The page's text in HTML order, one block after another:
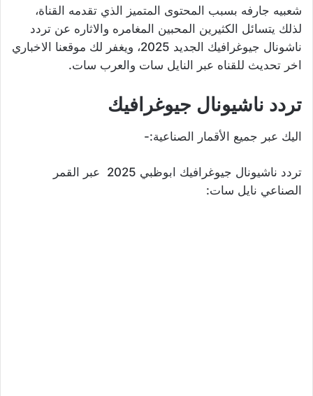
شعبيه جارفه بسبب المحتوى المتميز الذي تقدمه القناة،
لذلك يتسائل الكثيرين المحبين المغامره والاثاره عن تردد
ناشونال جيوغرافيك الجديد 2025، ويغفر لك موقعنا الاخباري
اخر تحديث للقناه عبر النايل سات والعرب سات.
تردد ناشيونال جيوغرافيك
اليك عبر جميع الأقمار الصناعية:-
تردد ناشيونال جيوغرافيك ابوظبي 2025 عبر القمر
الصناعي نايل سات: